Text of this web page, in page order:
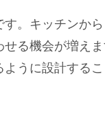
。キッチンか
る機会が増え
うに設計する